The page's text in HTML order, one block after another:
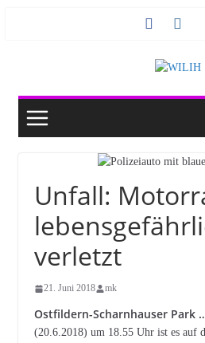
Unfall:
verletzt
21. Juni 2018 mk
Ostfildern-Scharnhauser Park
(20.6.2018) um 18.55 Uhr ist es auf